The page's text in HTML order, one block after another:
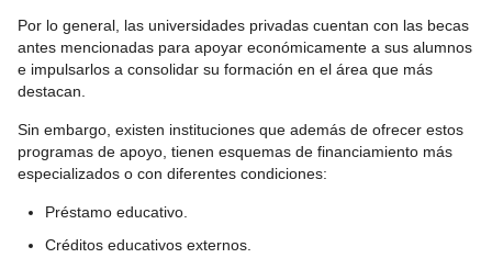
Por lo general, las universidades privadas cuentan con las becas
antes mencionadas para apoyar económicamente a sus alumnos
e impulsarlos a consolidar su formación en el área que más
destacan.
Sin embargo, existen instituciones que además de ofrecer estos
programas de apoyo, tienen esquemas de financiamiento más
especializados o con diferentes condiciones:
Préstamo educativo.
Créditos educativos externos.